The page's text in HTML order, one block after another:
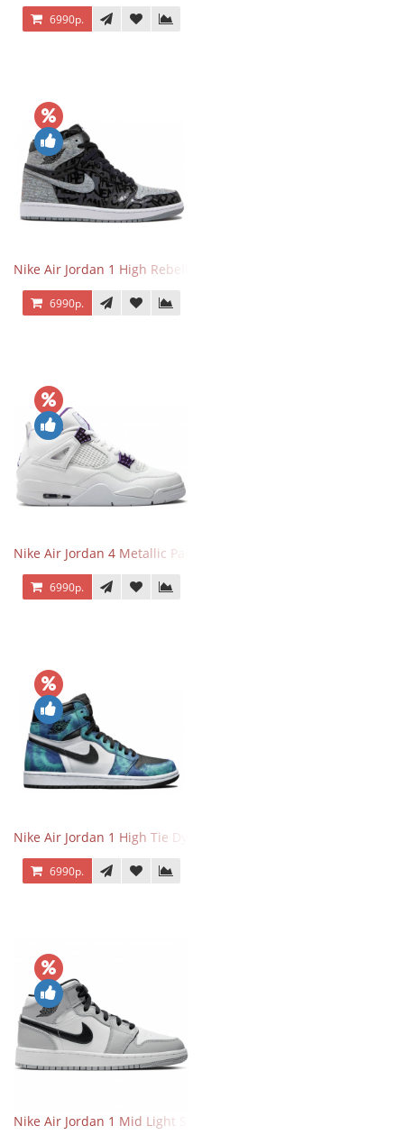
6990р.
Nike Air Jordan 1 High Rebellionaire
6990р.
Nike Air Jordan 4 Metallic Pack Purple
6990р.
Nike Air Jordan 1 High Tie Dye
6990р.
Nike Air Jordan 1 Mid Light Smoke Grey